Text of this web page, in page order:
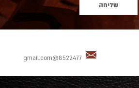
שליחה
8522477@gmail.com